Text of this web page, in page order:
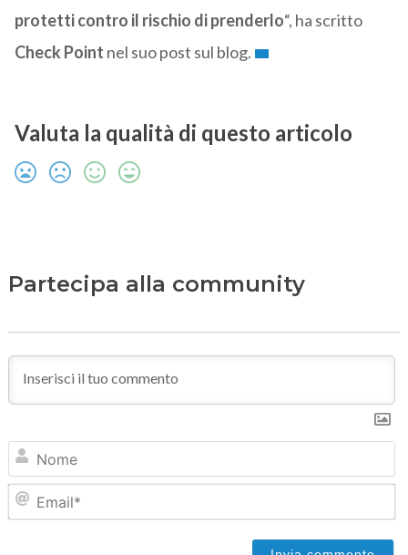
protetti contro il rischio di prenderlo“, ha scritto
Check Point nel suo post sul blog.
Valuta la qualità di questo articolo
Partecipa alla community